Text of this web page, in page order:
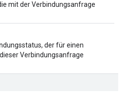
mit der Verbindungsanfrage
der für einen
Verbindungsanfrage